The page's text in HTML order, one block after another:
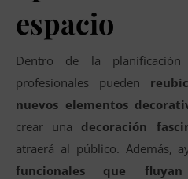
espacio
Dentro de la
profesionales pueden
nuevos elementos
crear una decoración
atraerá al público. Además,
funcionales que